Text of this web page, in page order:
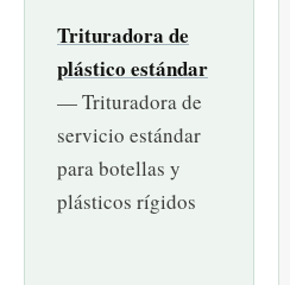
Trituradora de
plástico estándar
— Trituradora de
servicio estándar
para botellas y
plásticos rígidos